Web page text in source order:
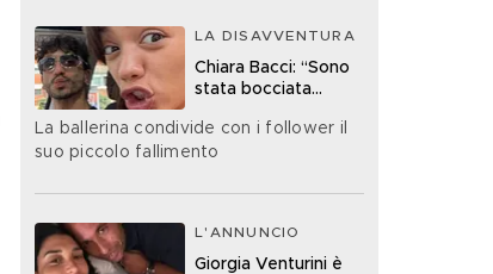
LA DISAVVENTURA
Chiara Bacci: “Sono
stata bocciata
patente”
La ballerina condivide con i follower il
suo piccolo fallimento
L'ANNUNCIO
Giorgia Venturini è